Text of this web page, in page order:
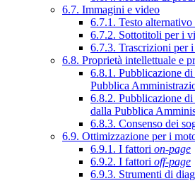
6.7. Immagini e video
6.7.1. Testo
6.7.2. Sottotitoli per i
6.7.3. Trascrizioni per
6.8. Proprietà intellettuale e
6.8.1. Pubblicazione
Pubblica
6.8.2. Pubblicazione
dalla Pubblica
6.8.3. Consenso dei
6.9. Ottimizzazione per i
6.9.1. I fattori on-page
6.9.2. I fattori off-page
6.9.3. Strumenti di